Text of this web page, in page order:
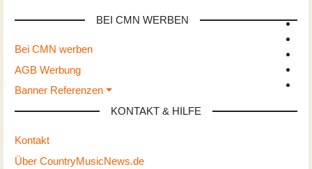
BEI CMN WERBEN
Bei CMN werben
AGB Werbung
Banner Referenzen
KONTAKT & HILFE
Kontakt
Über CountryMusicNews.de